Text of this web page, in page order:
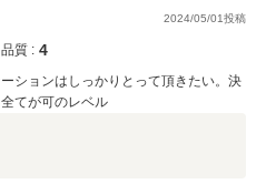
2024/05/01投稿
品質 : 4
ションはしっかりとって頂きたい。決
てが可のレベル